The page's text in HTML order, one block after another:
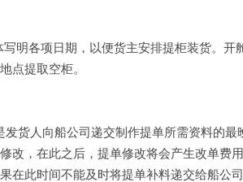
明各项日期，以便货主安排提柜装货。开
点提取空柜。
货人向船公司递交制作提单所需资料的
改，在此之后，提单修改将会产生改单费
在此时间不能及时将提单补料递交给船公